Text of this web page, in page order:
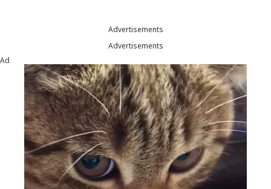
Advertisements
Advertisements
Ad